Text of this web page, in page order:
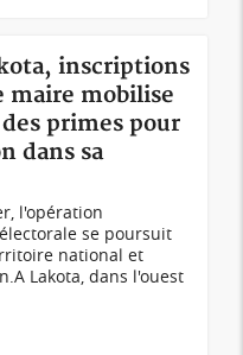
inscriptions
maire mobilise
primes pour
dans sa
l'opération
se poursuit
national et
Lakota, dans l'ouest